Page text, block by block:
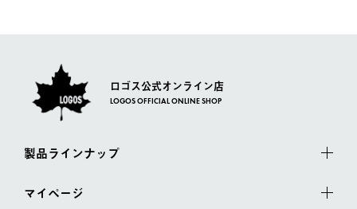
ロゴス公式オンライン店
LOGOS OFFICIAL ONLINE SHOP
製品ラインナップ
マイページ